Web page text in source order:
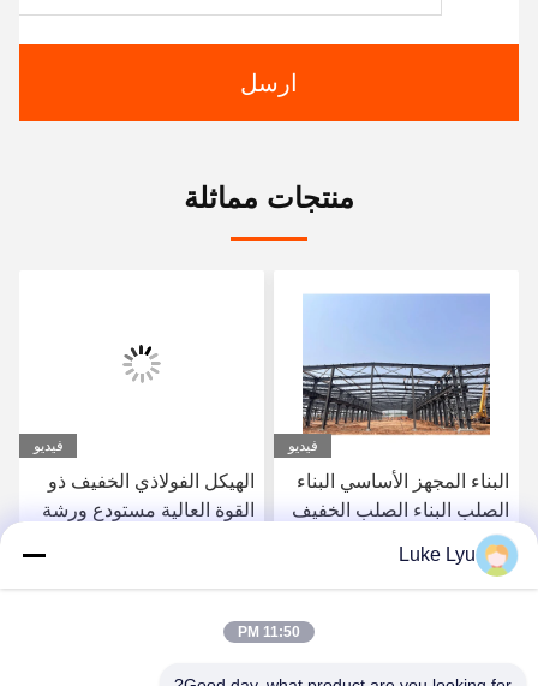
ارسل
منتجات مماثلة
فيديو
البناء المجهز الأساسي البناء
الصلب البناء الصلب الخفيف
احصل على أفضل سعر
فيديو
الهيكل الفولاذي الخفيف ذو
القوة العالية مستودع ورشة
احصل على أفضل سعر
Luke Lyu
11:50 PM